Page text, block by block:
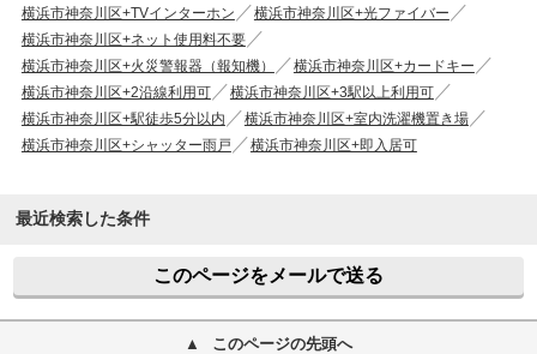
横浜市神奈川区+TVインターホン
横浜市神奈川区+光ファイバー
横浜市神奈川区+ネット使用料不要
横浜市神奈川区+火災警報器（報知機）
横浜市神奈川区+カードキー
横浜市神奈川区+2沿線利用可
横浜市神奈川区+3駅以上利用可
横浜市神奈川区+駅徒歩5分以内
横浜市神奈川区+室内洗濯機置き場
横浜市神奈川区+シャッター雨戸
横浜市神奈川区+即入居可
最近検索した条件
このページをメールで送る
このページの先頭へ